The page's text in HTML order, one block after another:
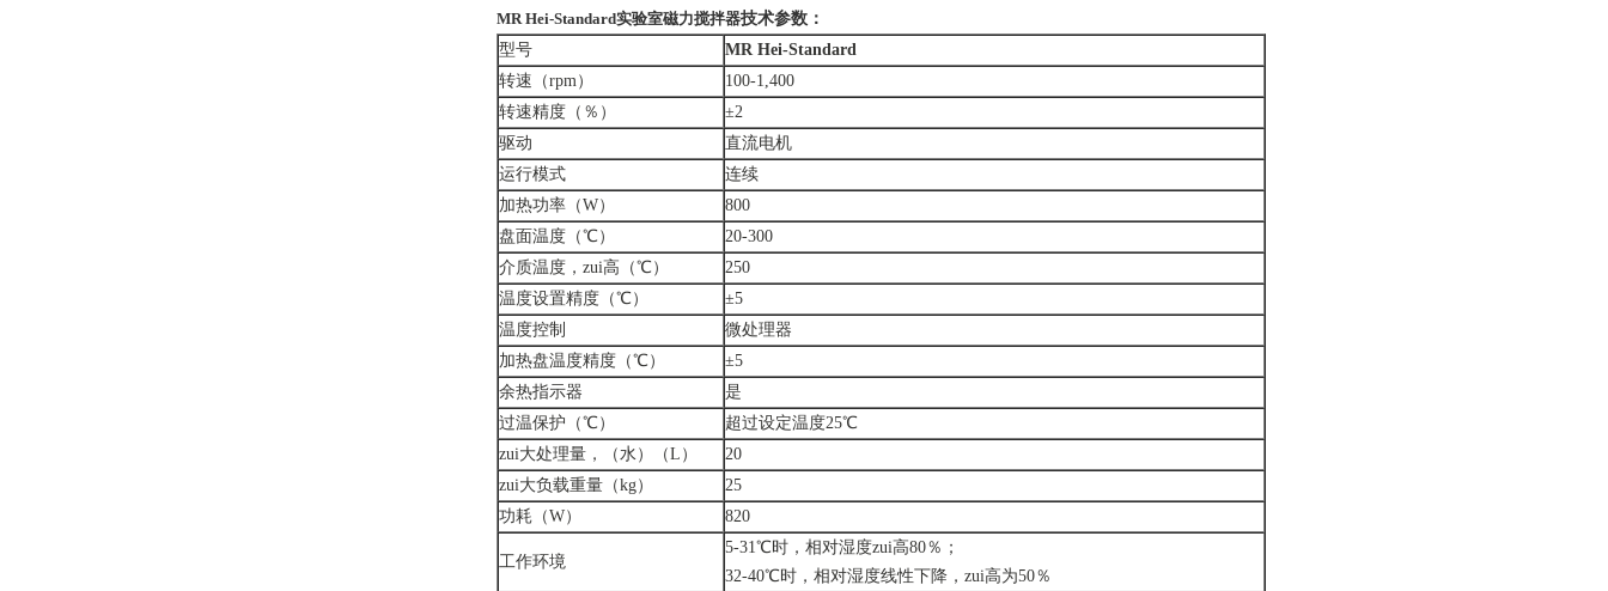
MR Hei-Standard实验室磁力搅拌器技术参数：
型号
MR Hei-Standard
转速（rpm）
100-1,400
转速精度（％）
±2
驱动
直流电机
运行模式
连续
加热功率（W）
800
盘面温度（℃）
20-300
介质温度，zui高（℃）
250
温度设置精度（℃）
±5
温度控制
微处理器
加热盘温度精度（℃）
±5
余热指示器
是
过温保护（℃）
超过设定温度25℃
zui大处理量，（水）（L）
20
zui大负载重量（kg）
25
功耗（W）
820
工作环境
5-31℃时，相对湿度zui高80％；
32-40℃时，相对湿度线性下降，zui高为50％